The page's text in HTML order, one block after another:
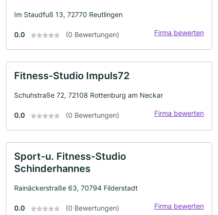
Im Staudfuß 13, 72770 Reutlingen
0.0 (0 Bewertungen) Firma bewerten
Fitness-Studio Impuls72
Schuhstraße 72, 72108 Rottenburg am Neckar
0.0 (0 Bewertungen) Firma bewerten
Sport-u. Fitness-Studio
Schinderhannes
Rainäckerstraße 63, 70794 Filderstadt
0.0 (0 Bewertungen) Firma bewerten